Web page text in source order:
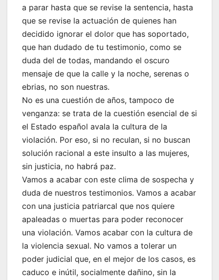
a parar hasta que se revise la sentencia, hasta
que se revise la actuación de quienes han
decidido ignorar el dolor que has soportado,
que han dudado de tu testimonio, como se
duda del de todas, mandando el oscuro
mensaje de que la calle y la noche, serenas o
ebrias, no son nuestras.
No es una cuestión de años, tampoco de
venganza: se trata de la cuestión esencial de si
el Estado español avala la cultura de la
violación. Por eso, si no reculan, si no buscan
solución racional a este insulto a las mujeres,
sin justicia, no habrá paz.
Vamos a acabar con este clima de sospecha y
duda de nuestros testimonios. Vamos a acabar
con una justicia patriarcal que nos quiere
apaleadas o muertas para poder reconocer
una violación. Vamos acabar con la cultura de
la violencia sexual. No vamos a tolerar un
poder judicial que, en el mejor de los casos, es
caduco e inútil, socialmente dañino, sin la